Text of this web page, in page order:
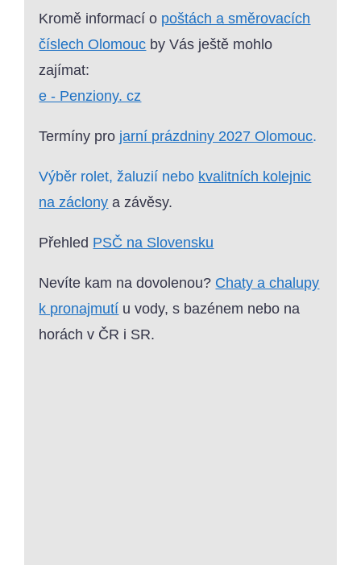
Kromě informací o poštách a směrovacích
číslech Olomouc by Vás ještě mohlo
zajímat:
e - Penziony. cz
Termíny pro jarní prázdniny 2027 Olomouc.
Výběr rolet, žaluzií nebo kvalitních kolejnic
na záclony a závěsy.
Přehled PSČ na Slovensku
Nevíte kam na dovolenou? Chaty a chalupy
k pronajmutí u vody, s bazénem nebo na
horách v ČR i SR.